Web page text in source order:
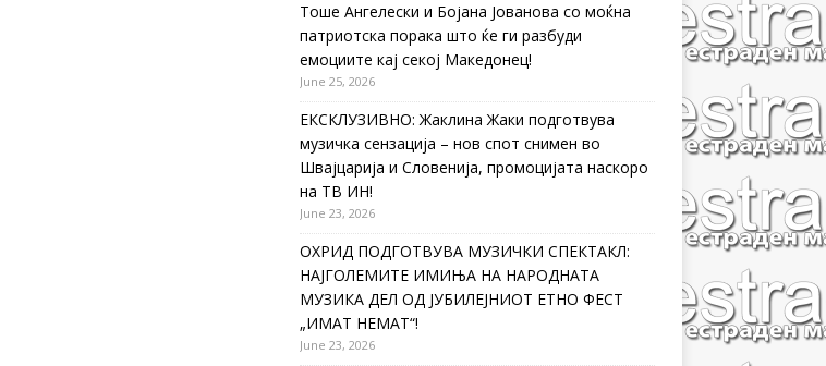
Тоше Ангелески и Бојана Јованова со моќна
патриотска порака што ќе ги разбуди
емоциите кај секој Македонец!
June 25, 2026
ЕКСКЛУЗИВНО: Жаклина Жаки подготвува
музичка сензација – нов спот снимен во
Швајцарија и Словенија, промоцијата наскоро
на ТВ ИН!
June 23, 2026
ОХРИД ПОДГОТВУВА МУЗИЧКИ СПЕКТАКЛ:
НАЈГОЛЕМИТЕ ИМИЊА НА НАРОДНАТА
МУЗИКА ДЕЛ ОД ЈУБИЛЕЈНИОТ ЕТНО ФЕСТ
„ИМАТ НЕМАТ“!
June 23, 2026